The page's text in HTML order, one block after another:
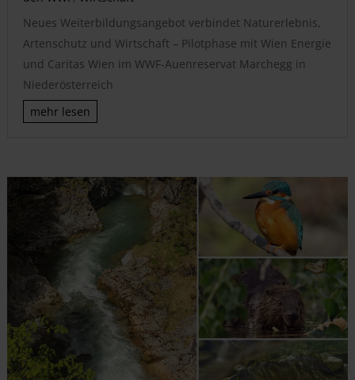
Neues Weiterbildungsangebot verbindet Naturerlebnis,
Artenschutz und Wirtschaft – Pilotphase mit Wien Energie
und Caritas Wien im WWF-Auenreservat Marchegg in
Niederösterreich
mehr lesen